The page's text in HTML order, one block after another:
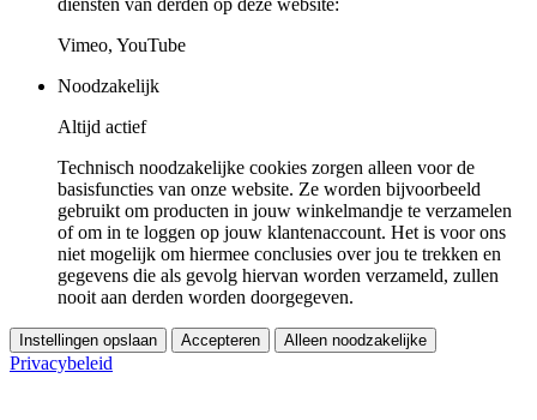
diensten van derden op deze website:
Vimeo, YouTube
Noodzakelijk
Altijd actief
Technisch noodzakelijke cookies zorgen alleen voor de
basisfuncties van onze website. Ze worden bijvoorbeeld
gebruikt om producten in jouw winkelmandje te verzamelen
of om in te loggen op jouw klantenaccount. Het is voor ons
niet mogelijk om hiermee conclusies over jou te trekken en
gegevens die als gevolg hiervan worden verzameld, zullen
nooit aan derden worden doorgegeven.
Instellingen opslaan Accepteren Alleen noodzakelijke
Privacybeleid